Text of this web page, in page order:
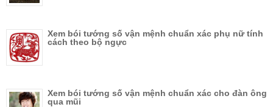
Xem bói tướng số vận mệnh chuẩn xác phụ nữ tính
cách theo bộ ngực
Xem bói tướng số vận mệnh chuẩn xác cho đàn ông
qua mũi